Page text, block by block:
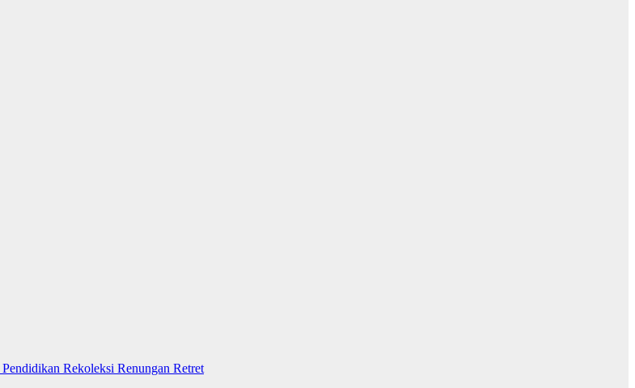
Pendidikan Rekoleksi Renungan Retret